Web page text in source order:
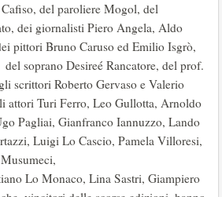
del paroliere Mogol, del
dei giornalisti Piero Angela, Aldo
pittori Bruno Caruso ed Emilio Isgrò,
soprano Desireé Rancatore, del prof.
scrittori Roberto Gervaso e Valerio
attori Turi Ferro, Leo Gullotta, Arnoldo
Pagliai, Gianfranco Iannuzzo, Lando
Luigi Lo Cascio, Pamela Villoresi,
Lo Monaco, Lina Sastri, Giampiero